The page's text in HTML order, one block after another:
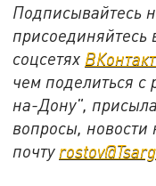
Подписывайтесь
присоединяйтесь
соцсетях
чем поделиться с
на-Дону",
вопросы, новости
почту